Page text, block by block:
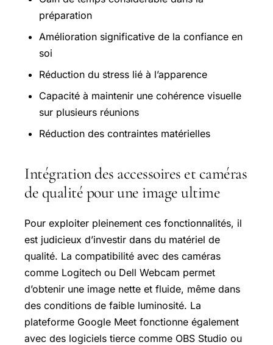
préparation
Amélioration significative de la confiance en
soi
Réduction du stress lié à l’apparence
Capacité à maintenir une cohérence visuelle
sur plusieurs réunions
Réduction des contraintes matérielles
Intégration des accessoires et caméras
de qualité pour une image ultime
Pour exploiter pleinement ces fonctionnalités, il
est judicieux d’investir dans du matériel de
qualité. La compatibilité avec des caméras
comme Logitech ou Dell Webcam permet
d’obtenir une image nette et fluide, même dans
des conditions de faible luminosité. La
plateforme Google Meet fonctionne également
avec des logiciels tierce comme OBS Studio ou